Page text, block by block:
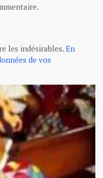
les indésirables. En
de vos